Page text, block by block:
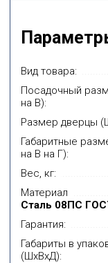
Вид товара:
Посадочный
на В):
Размер дверцы
Габаритные
на В на Г):
Вес, кг:
Материал
Сталь 08ПС
Гарантия:
Габариты в
(ШхВхД):